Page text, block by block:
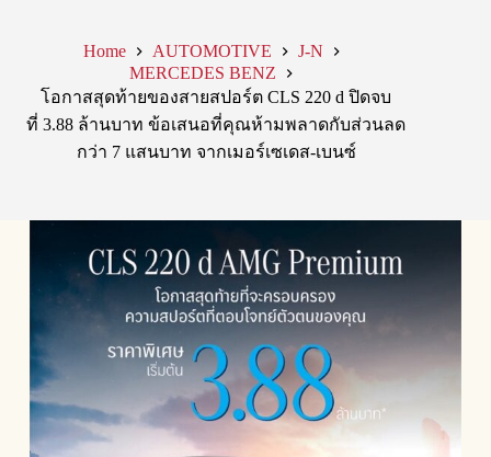
Home AUTOMOTIVE
J-N
MERCEDES BENZ
โอกาสสุดท้ายของสายสปอร์ต CLS 220 d ปิดจบ
ที่ 3.88 ล้านบาท ข้อเสนอที่คุณห้ามพลาดกับส่วนลด
กว่า 7 แสนบาท จากเมอร์เซเดส-เบนซ์